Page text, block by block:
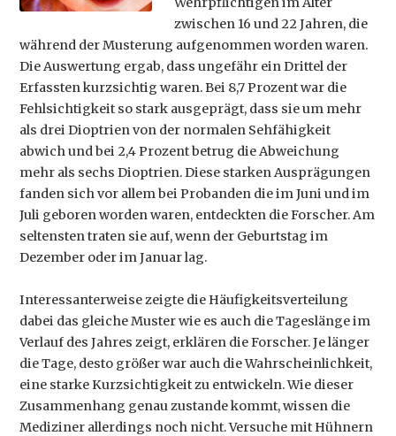
zwischen 16 und 22 Jahren, die
während der Musterung aufgenommen worden waren.
Die Auswertung ergab, dass ungefähr ein Drittel der
Erfassten kurzsichtig waren. Bei 8,7 Prozent war die
Fehlsichtigkeit so stark ausgeprägt, dass sie um mehr
als drei Dioptrien von der normalen Sehfähigkeit
abwich und bei 2,4 Prozent betrug die Abweichung
mehr als sechs Dioptrien. Diese starken Ausprägungen
fanden sich vor allem bei Probanden die im Juni und im
Juli geboren worden waren, entdeckten die Forscher. Am
seltensten traten sie auf, wenn der Geburtstag im
Dezember oder im Januar lag.
Interessanterweise zeigte die Häufigkeitsverteilung
dabei das gleiche Muster wie es auch die Tageslänge im
Verlauf des Jahres zeigt, erklären die Forscher. Je länger
die Tage, desto größer war auch die Wahrscheinlichkeit,
eine starke Kurzsichtigkeit zu entwickeln. Wie dieser
Zusammenhang genau zustande kommt, wissen die
Mediziner allerdings noch nicht. Versuche mit Hühnern